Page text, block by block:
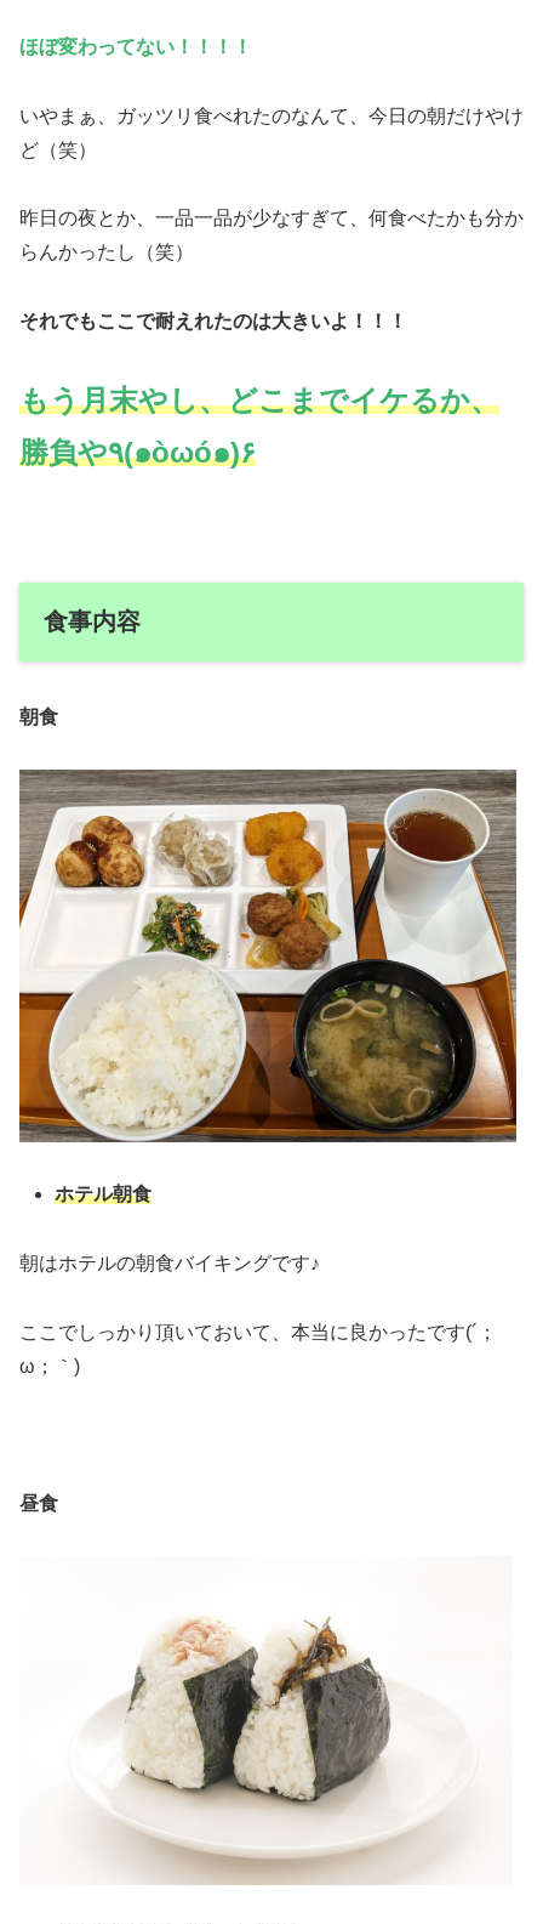
ほぼ変わってない！！！！
いやまぁ、ガッツリ食べれたのなんて、今日の朝だけやけ
ど（笑）
昨日の夜とか、一品一品が少なすぎて、何食べたかも分か
らんかったし（笑）
それでもここで耐えれたのは大きいよ！！！
もう月末やし、どこまでイケるか、
勝負や٩(๑òωó๑)۶
食事内容
朝食
ホテル朝食
朝はホテルの朝食バイキングです♪
ここでしっかり頂いておいて、本当に良かったです(´；
ω；｀)
昼食